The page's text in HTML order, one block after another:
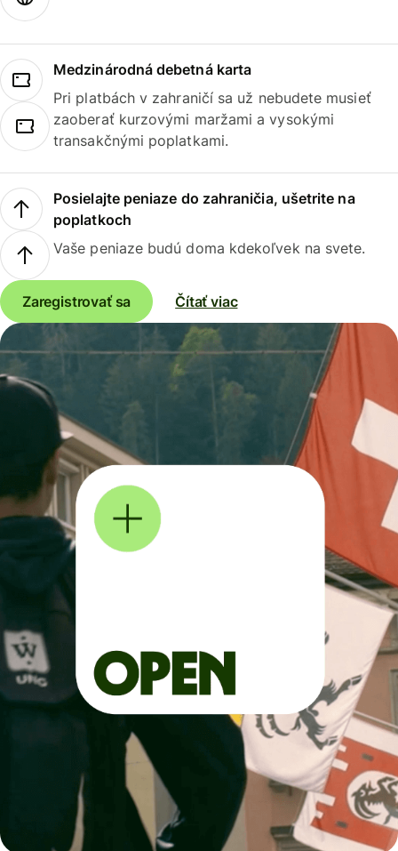
Medzinárodná debetná karta
Pri platbách v zahraničí sa už nebudete musieť
zaoberať kurzovými maržami a vysokými
transakčnými poplatkami.
Posielajte peniaze do zahraničia, ušetrite na
poplatkoch
Vaše peniaze budú doma kdekoľvek na svete.
Zaregistrovať sa Čítať viac